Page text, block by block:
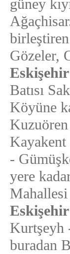
güney
Gözeler,
Batısı
Köyüne
Kayakent
-
yere
Mahallesi
Kurtşeyh
buradan